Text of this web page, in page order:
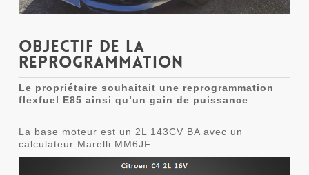
Objectif de la
reprogrammation
Le propriétaire souhaitait une reprogrammation
flexfuel E85 ainsi qu’un gain de puissance
La base moteur est un 2L 143CV BA avec un
calculateur Marelli MM6JF